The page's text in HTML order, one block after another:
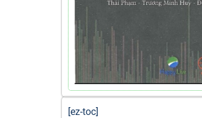
[ez-toc]